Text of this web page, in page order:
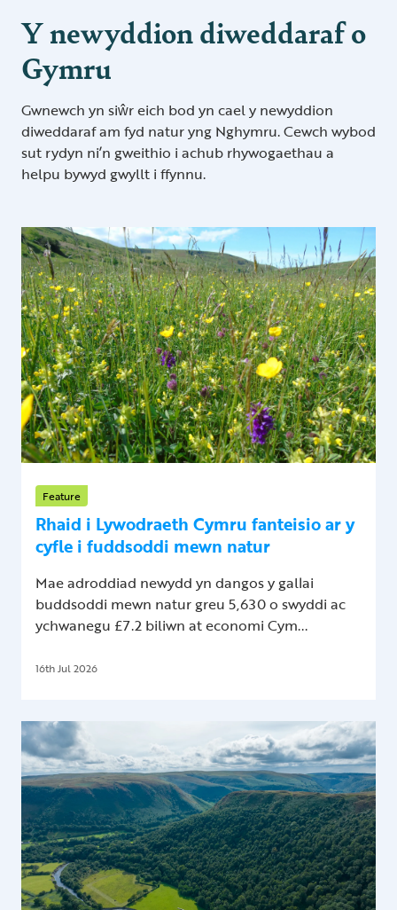
Y newyddion diweddaraf o
Gymru
Gwnewch yn siŵr eich bod yn cael y newyddion
diweddaraf am fyd natur yng Nghymru. Cewch wybod
sut rydyn ni’n gweithio i achub rhywogaethau a
helpu bywyd gwyllt i ffynnu.
Feature
Rhaid i Lywodraeth Cymru fanteisio ar y
cyfle i fuddsoddi mewn natur
Mae adroddiad newydd yn dangos y gallai
buddsoddi mewn natur greu 5,630 o swyddi ac
ychwanegu £7.2 biliwn at economi Cym...
16th Jul 2026